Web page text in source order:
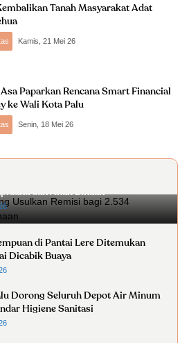
Tanah Masyarakat Adat
Kamis, 21 Mei 26
Paparkan Rencana Smart Financial
ke Wali Kota Palu
Senin, 18 Mei 26
Sulteng Usulkan Remisi bagi
dan Anak Binaan
di Pantai Lere Ditemukan
Dicabik Buaya
Dorong Seluruh Depot Air Minum
Higiene Sanitasi